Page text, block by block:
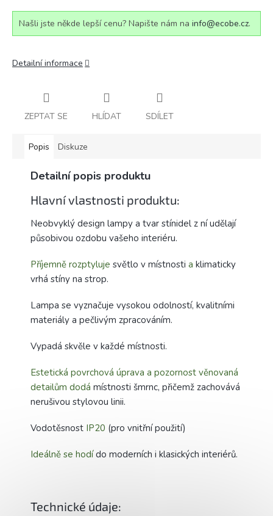
Našli jste někde lepší cenu? Napište nám na info@ecobe.cz.
Detailní informace
ZEPTAT SE HLÍDAT SDÍLET
Popis Diskuze
Detailní popis produktu
Hlavní vlastnosti produktu:
Neobvyklý design lampy a tvar stínidel z ní udělají
působivou ozdobu vašeho interiéru.
Příjemně rozptyluje světlo v místnosti a klimaticky
vrhá stíny na strop.
Lampa se vyznačuje vysokou odolností, kvalitními
materiály a pečlivým zpracováním.
Vypadá skvěle v každé místnosti.
Estetická povrchová úprava a pozornost věnovaná
detailům dodá místnosti šmrnc, přičemž zachovává
nerušivou stylovou linii.
Vodotěsnost IP20 (pro vnitřní použití)
Ideálně se hodído moderních i klasických interiérů.
Technické údaje: